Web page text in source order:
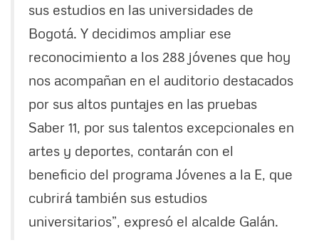
sus estudios en las universidades de
Bogotá. Y decidimos ampliar ese
reconocimiento a los 288 jóvenes que hoy
nos acompañan en el auditorio destacados
por sus altos puntajes en las pruebas
Saber 11, por sus talentos excepcionales en
artes y deportes, contarán con el
beneficio del programa Jóvenes a la E, que
cubrirá también sus estudios
universitarios”, expresó el alcalde Galán.